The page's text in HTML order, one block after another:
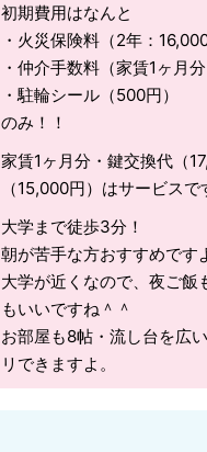
初期費用はなんと
・火災保険料（2年：16,000
・仲介手数料（家賃1ヶ月
・駐輪シール（500円）
のみ！！
家賃1ヶ月分・鍵交換代（
（15,000円）はサービスで
大学まで徒歩3分！
朝が苦手な方おすすめです
大学が近くなので、夜ご飯
もいいですね＾＾
お部屋も8帖・流し台を広
リできますよ。